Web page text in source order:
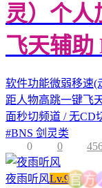
灵）个人
飞天辅助
软件功能微弱移速(
距人物高跳一键飞
面秒切频道 / 无CD
#BNS 剑灵类
0
0
夜雨听风Lv.9官 方